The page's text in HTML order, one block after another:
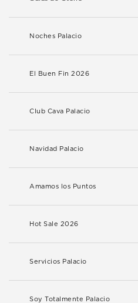
Noches Palacio
El Buen Fin 2026
Club Cava Palacio
Navidad Palacio
Amamos los Puntos
Hot Sale 2026
Servicios Palacio
Soy Totalmente Palacio